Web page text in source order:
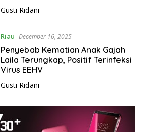
Gusti Ridani
Riau December 16, 2025
Penyebab Kematian Anak Gajah
Laila Terungkap, Positif Terinfeksi
Virus EEHV
Gusti Ridani